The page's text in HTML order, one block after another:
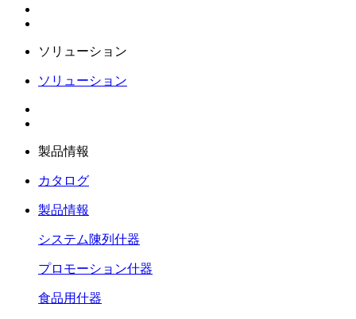
ソリューション
ソリューション
製品情報
カタログ
製品情報
システム陳列什器
プロモーション什器
食品用什器